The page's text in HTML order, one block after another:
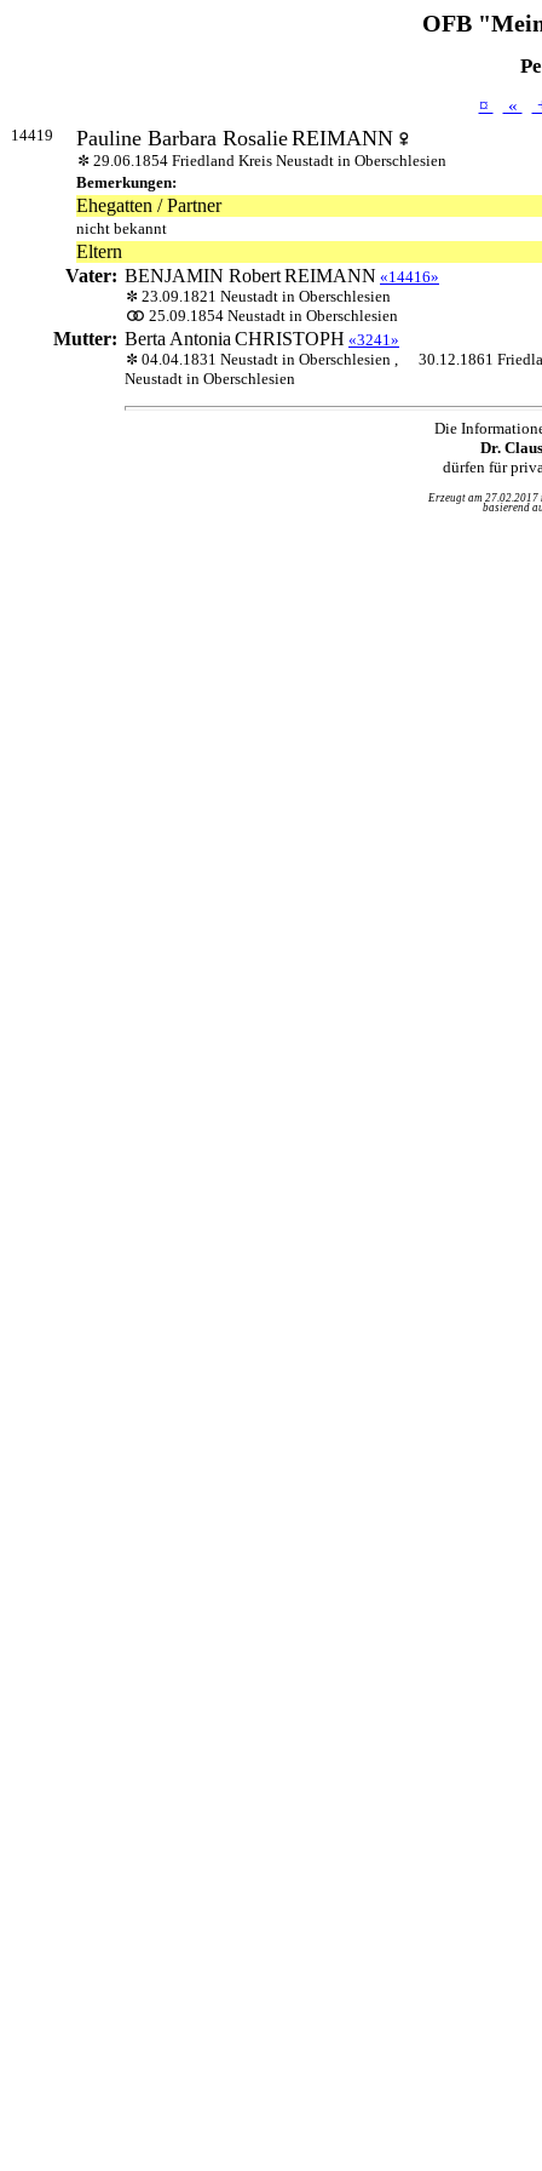
OFB
¤ «
14419 Pauline Barbara RosalieREIMANN
29.06.1854 Friedland Kreis Neustadt in Oberschlesien
Bemerkungen:
Ehegatten / Partner
nicht bekannt
Eltern
Vater: BENJAMIN RobertREIMANN «14416»
23.09.1821 Neustadt in Oberschlesien
25.09.1854 Neustadt in Oberschlesien
Mutter: Berta Antonia CHRISTOPH «3241»
04.04.1831 Neustadt in Oberschlesien ,
30.12.1861
Neustadt in Oberschlesien
Die
Dr.
dürfen für
Erzeugt am
basierend